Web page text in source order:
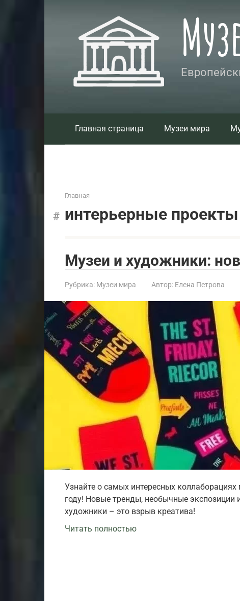
Главная страница Музеи мира
Главная
интерьерные проекты
Музеи и художники:
Рубрика: Музеи мира Автор: Елена Петрова
Узнайте о самых интересных
году! Новые тренды, необычные экспозиции
художники – это взрыв креатива!
Читать полностью